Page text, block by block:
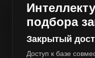
подбора
Закрытый
Доступ к базе